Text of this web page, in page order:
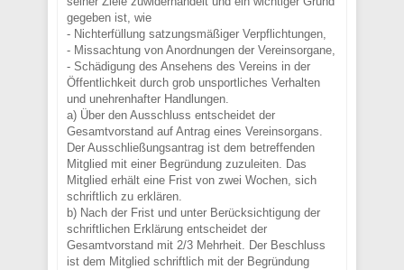
gegeben ist, wie
- Nichterfüllung satzungsmäßiger Verpflichtungen,
- Missachtung von Anordnungen der Vereinsorgane,
- Schädigung des Ansehens des Vereins in der
Öffentlichkeit durch grob unsportliches Verhalten
und unehrenhafter Handlungen.
a) Über den Ausschluss entscheidet der
Gesamtvorstand auf Antrag eines Vereinsorgans.
Der Ausschließungsantrag ist dem betreffenden
Mitglied mit einer Begründung zuzuleiten. Das
Mitglied erhält eine Frist von zwei Wochen, sich
schriftlich zu erklären.
b) Nach der Frist und unter Berücksichtigung der
schriftlichen Erklärung entscheidet der
Gesamtvorstand mit 2/3 Mehrheit. Der Beschluss
ist dem Mitglied schriftlich mit der Begründung